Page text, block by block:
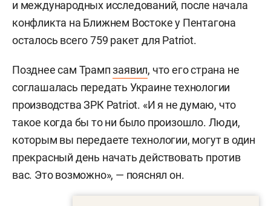
и международных исследований, после начала
конфликта на Ближнем Востоке у Пентагона
осталось всего 759 ракет для Patriot.
Позднее сам Трампзаявил, что его страна не
соглашалась передать Украине технологии
производства ЗРК Patriot. «И я не думаю, что
такое когда бы то ни было произошло. Люди,
которым вы передаете технологии, могут в один
прекрасный день начать действовать против
вас. Это возможно», — пояснял он.